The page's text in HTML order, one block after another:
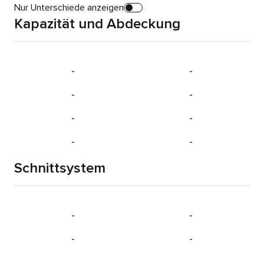
Nur Unterschiede anzeigen
Kapazität und Abdeckung
-
-
-
-
-
-
-
-
Schnittsystem
-
-
-
-